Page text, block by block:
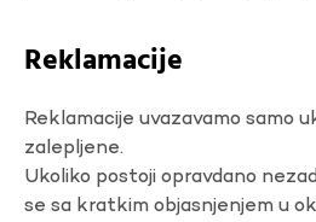
Reklamacije
Reklamacije uvazavamo samo
zalepljene.
Ukoliko postoji opravdano
se sa kratkim objasnjenjem u